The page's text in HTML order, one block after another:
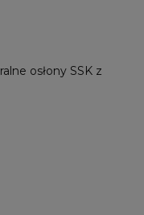
osłony SSK z